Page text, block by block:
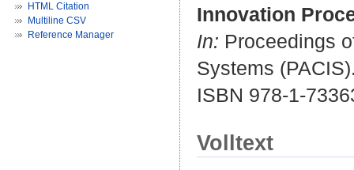
HTML Citation
Multiline CSV
Reference Manager
Innovation
In: Proceedings
Systems
ISBN 978-1-
Volltext